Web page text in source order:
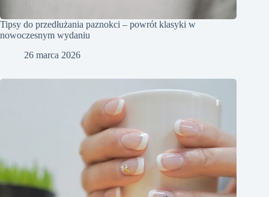
Tipsy do przedłużania paznokci – powrót klasyki w
nowoczesnym wydaniu
26 marca 2026